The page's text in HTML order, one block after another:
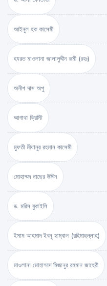
আইনুল হক কাসেমী
হযরত মাওলানা জালালুদ্দীন রূমী (রহঃ)
অনীশ দাস অপু
আগাথা ক্রিস্টি
মুফতী মীযানুর রহমান কাসেমী
মোহাম্মদ নাছের উদ্দিন
ড. মরিস বুকাইলি
ইমাম আহমাদ ইবনু হাম্বাল (রহিমাহুল্লাহ)
মাওলানা মোহাম্মাদ মিজানুর রহমান জাহেরী